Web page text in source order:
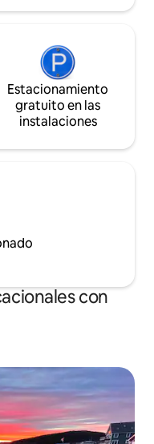
Estacionamiento
gratuito en las
instalaciones
con